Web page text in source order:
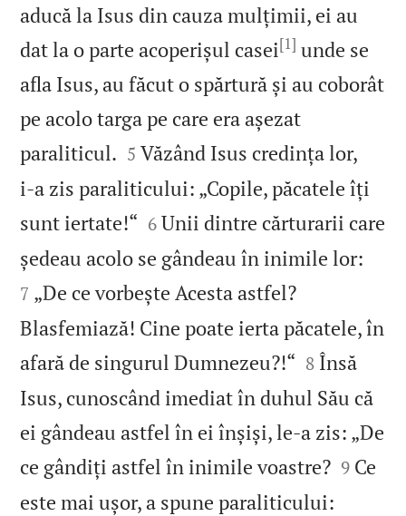
aducă la Isus din cauza mulțimii, ei au
dat la o parte acoperișul casei[1] unde se
afla Isus, au făcut o spărtură și au coborât
pe acolo targa pe care era așezat
paraliticul. 

5 Văzând Isus credința lor,
i‑a zis paraliticului: „Copile, păcatele îți
sunt iertate!“ 

6 Unii dintre cărturarii care
ședeau acolo se gândeau în inimile lor:
7 „De ce vorbește Acesta astfel?
Blasfemiază! Cine poate ierta păcatele, în
afară de singurul Dumnezeu?!“ 

8 Însă
Isus, cunoscând imediat în duhul Său că
ei gândeau astfel în ei înșiși, le‑a zis: „De
ce gândiți astfel în inimile voastre?
9 Ce
este mai ușor, a spune paraliticului: